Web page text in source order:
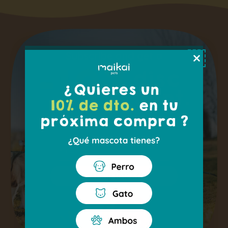
Email
Get my 10% off